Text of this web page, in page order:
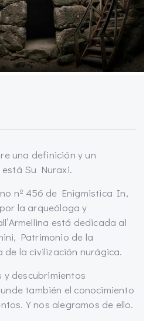
una definición y un
Su Nuraxi.
nº 456 de Enigmistica In,
la arqueóloga y
está dedicada al
Patrimonio de la
de la civilización nurágica.
y descubrimientos
también el conocimiento
Y nos alegramos de ello.